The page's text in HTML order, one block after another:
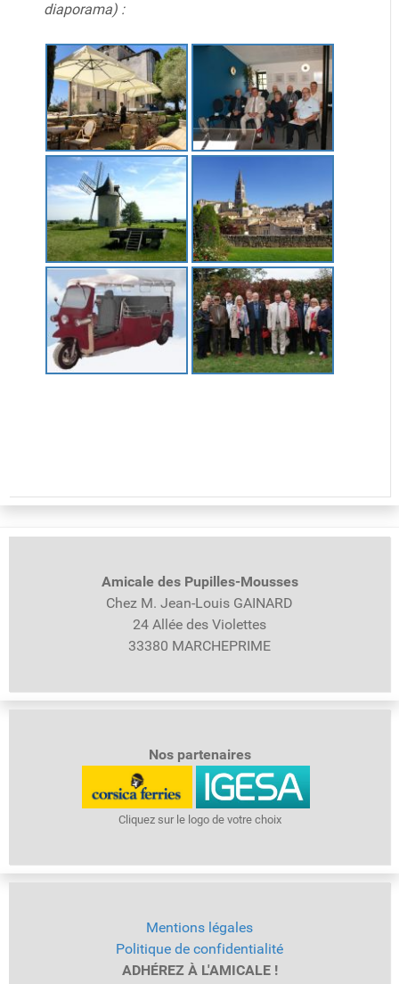
diaporama) :
Amicale des Pupilles-Mousses
Chez M. Jean-Louis GAINARD
24 Allée des Violettes
33380 MARCHEPRIME
Nos partenaires
Cliquez sur le logo de votre choix
Mentions légales
Politique de confidentialité
ADHÉREZ À L'AMICALE !